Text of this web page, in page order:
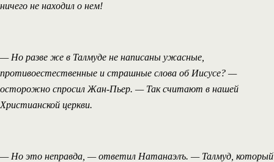
ничего не находил о нем!
— Но разве же в Талмуде не написаны ужасные,
противоестественные и страшные слова об Иисусе? —
осторожно спросил Жан-Пьер. — Так считают в нашей
Христианской церкви.
— Но это неправда, — ответил Натанаэлъ. — Талмуд, который